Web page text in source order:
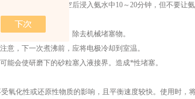
内充洗净，液放空后浸入氨水中10～20分钟，但不要让
充液穿过液接界，除去机械堵塞物。
，下一次煮沸前，应将电极冷却到室温。
会使研磨下的砂粒塞入液接界。造成*性堵塞。
氧化性或还原性物质的影响，且平衡速度较快。使用时，